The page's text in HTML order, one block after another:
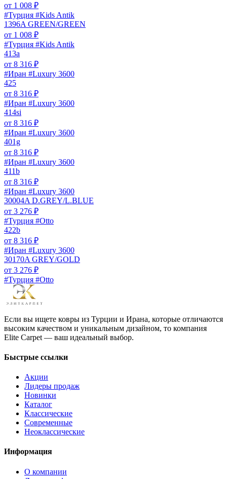
от 1 008 ₽
#Турция #Kids Antik
1396A GREEN/GREEN
от 1 008 ₽
#Турция #Kids Antik
413a
от 8 316 ₽
#Иран #Luxury 3600
425
от 8 316 ₽
#Иран #Luxury 3600
414si
от 8 316 ₽
#Иран #Luxury 3600
401g
от 8 316 ₽
#Иран #Luxury 3600
411b
от 8 316 ₽
#Иран #Luxury 3600
30004A D.GREY/L.BLUE
от 3 276 ₽
#Турция #Otto
422b
от 8 316 ₽
#Иран #Luxury 3600
30170A GREY/GOLD
от 3 276 ₽
#Турция #Otto
Если вы ищете ковры из Турции и Ирана, которые отличаются
высоким качеством и уникальным дизайном, то компания
Elite Carpet — ваш идеальный выбор.
Быстрые ссылки
Акции
Лидеры продаж
Новинки
Каталог
Классические
Современные
Неоклассические
Информация
О компании